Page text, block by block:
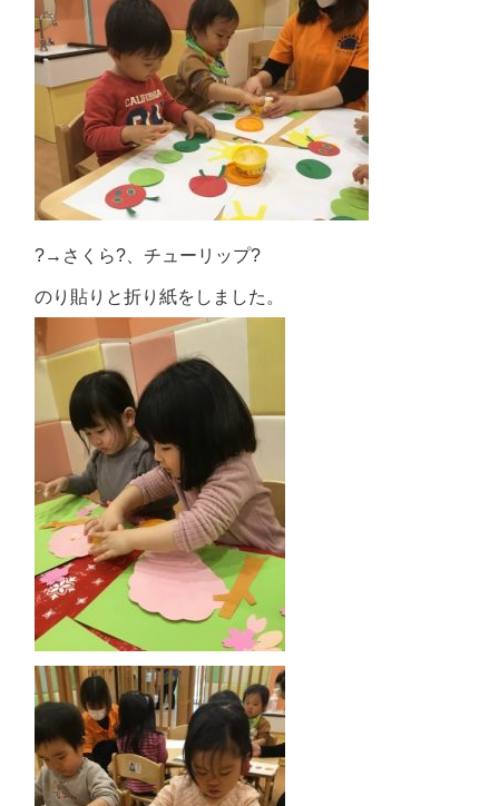
?→さくら?、チューリップ?
のり貼りと折り紙をしました。